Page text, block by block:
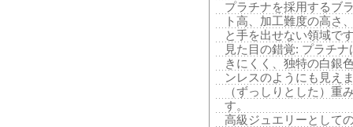
プラチナを採用するブ
ト高、加工難度の高さ
と手を出せない領域で
見た目の錯覚: プラチ
きにくく、独特の白銀
ンレスのようにも見え
（ずっしりとした）重
す。
高級ジュエリーとして